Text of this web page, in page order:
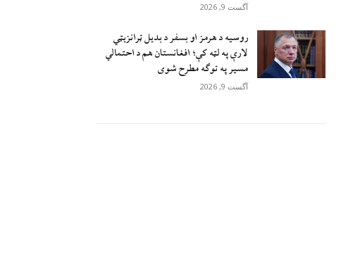
آگست 9, 2026
روسیه د هرمز او بسفر د بدیل ټرانزیټي
لارې په لټه کې؛ افغانستان هم د احتمالي
مسیر په توګه مطرح شوی
آگست 9, 2026